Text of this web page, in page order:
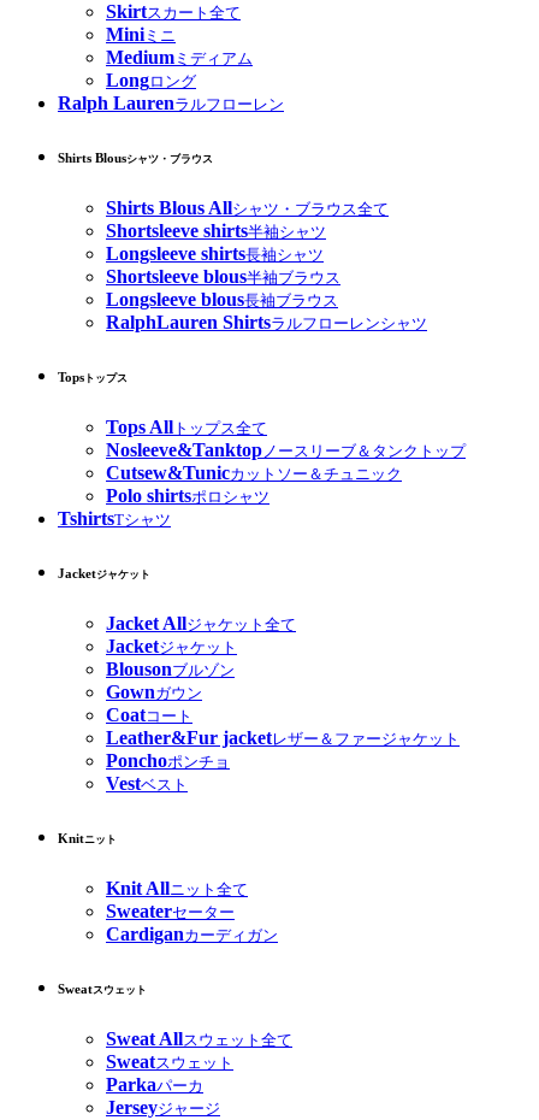
Skirtスカート全て
Miniミニ
Medium ミディアム
Longロング
Ralph Laurenラルフローレン
Shirts Blousシャツ・ブラウス
Shirts Blous Allシャツ・ブラウス全て
Shortsleeve shirts半袖シャツ
Longsleeve shirts長袖シャツ
Shortsleeve blous半袖ブラウス
Longsleeve blous長袖ブラウス
RalphLauren Shirtsラルフローレンシャツ
Tops トップス
Tops All トップス全て
Nosleeve&Tanktopノースリーブ＆タンクトップ
Cutsew&Tunicカットソー＆チュニック
Polo shirtsポロシャツ
TshirtsTシャツ
Jacketジャケット
Jacket Allジャケット全て
Jacketジャケット
Blousonブルゾン
Gownガウン
Coatコート
Leather&Fur jacketレザー＆ファージャケット
Ponchoポンチョ
Vestベスト
Knitニット
Knit Allニット全て
Sweaterセーター
Cardiganカーディガン
Sweatスウェット
Sweat Allスウェット全て
Sweatスウェット
Parkaパーカ
Jerseyジャージ